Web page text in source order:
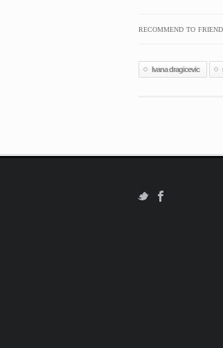
RECOMMEND TO
Ivana dragicevic